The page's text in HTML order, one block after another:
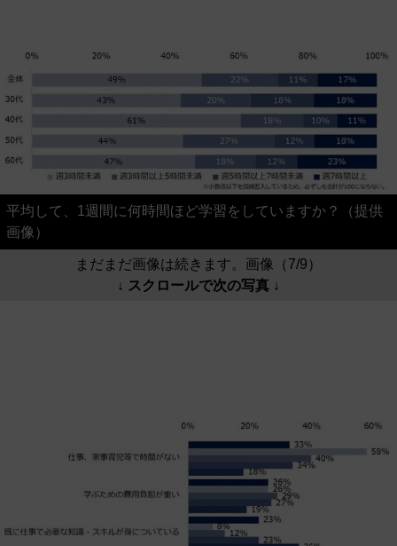
平均して、1週間に何時間ほど学習をしていますか？（提供
画像）
まだまだ画像は続きます。画像（7/9）
↓ スクロールで次の写真 ↓